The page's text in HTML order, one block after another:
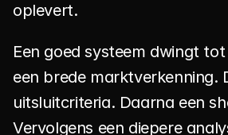
oplevert.
Een goed systeem dwingt
een brede marktverkenning.
uitsluitcriteria. Daarna een
Vervolgens een diepere